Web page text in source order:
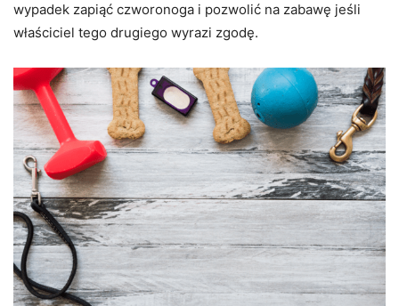
wypadek zapiąć czworonoga i pozwolić na zabawę jeśli
właściciel tego drugiego wyrazi zgodę.